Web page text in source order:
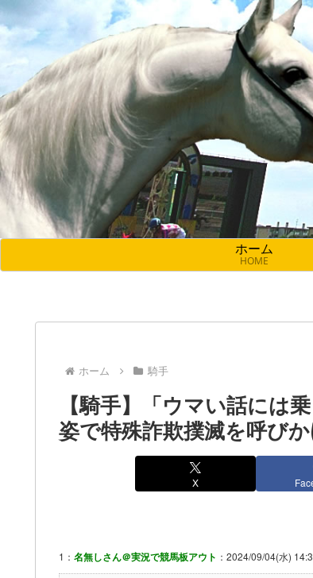
ホーム
HOME
ホーム 騎手
【騎手】「ウマい話には
姿で特殊詐欺撲滅を呼び
X
1： 名無しさん＠実況で競馬板アウト ：2024/09/04(水)